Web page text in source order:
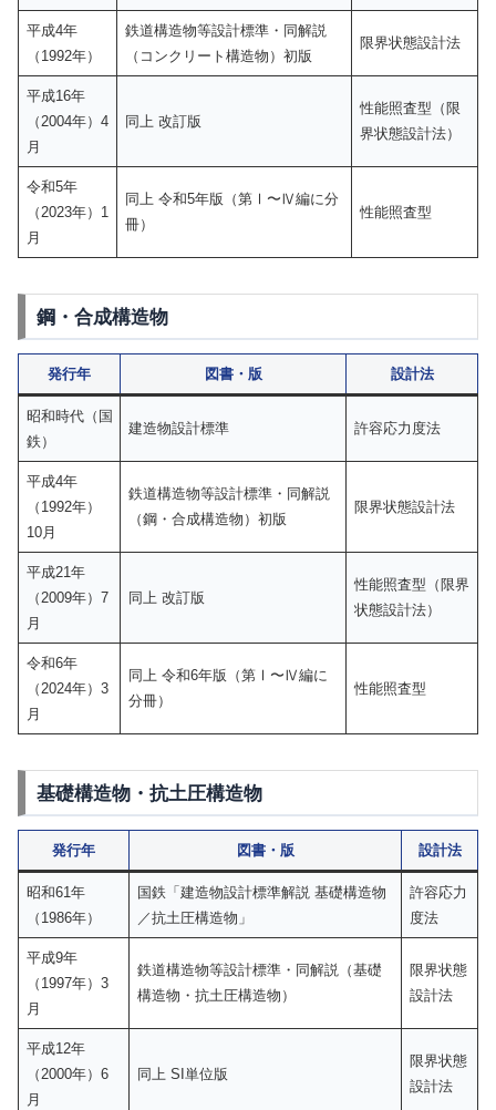
平成4年
（1992年）
鉄道構造物等設計標準・同解説
（コンクリート構造物）初版
限界状態設計法
平成16年
（2004年）4
月
同上 改訂版
性能照査型（限
界状態設計法）
令和5年
（2023年）1
月
同上 令和5年版（第Ⅰ〜Ⅳ編に分
冊）
性能照査型
鋼・合成構造物
発行年 図書・版 設計法
昭和時代（国
鉄）
建造物設計標準 許容応力度法
平成4年
（1992年）
10月
鉄道構造物等設計標準・同解説
（鋼・合成構造物）初版
限界状態設計法
平成21年
（2009年）7
月
同上 改訂版
性能照査型（限界
状態設計法）
令和6年
（2024年）3
月
同上 令和6年版（第Ⅰ〜Ⅳ編に
分冊）
性能照査型
基礎構造物・抗土圧構造物
発行年 図書・版 設計法
昭和61年
（1986年）
国鉄「建造物設計標準解説 基礎構造物
／抗土圧構造物」
許容応力
度法
平成9年
（1997年）3
月
鉄道構造物等設計標準・同解説（基礎
構造物・抗土圧構造物）
限界状態
設計法
平成12年
（2000年）6
月
同上 SI単位版
限界状態
設計法